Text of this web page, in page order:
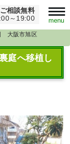
相談無料
～19:00
menu
大阪市旭区
庭へ移植し